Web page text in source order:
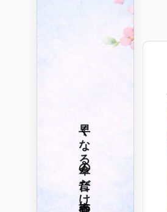
春雨や
傘の音だけ
早くなる